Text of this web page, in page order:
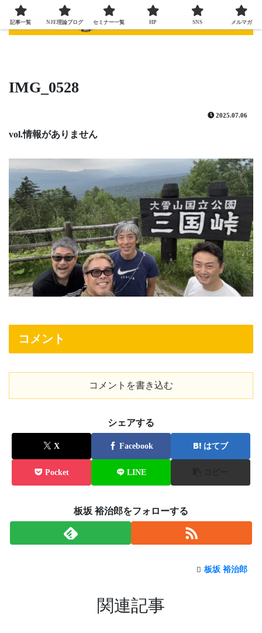
IMG_0528
2025.07.06
vol.情報がありません
コメント
コメントを書き込む
シェアする
X Facebook はてブ
Pocket LINE
板坂 裕治郎をフォローする
板坂 裕治郎
関連記事
記事一覧 NJE理論ブログ セミナー一覧 HP SNS メルマガ